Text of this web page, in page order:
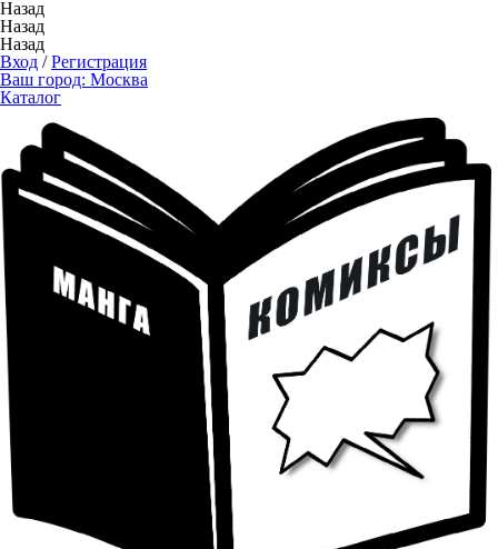
Назад
Назад
Назад
Вход /Регистрация
Ваш город: Москва
Каталог